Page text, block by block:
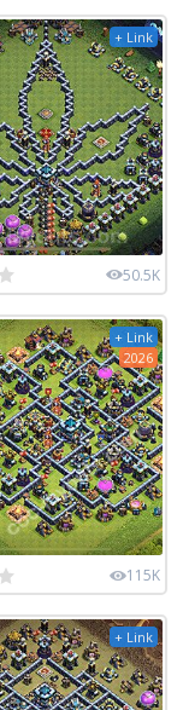
+ Link
50.5K
+ Link
2026
115K
+ Link